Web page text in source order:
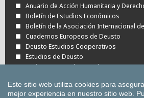
Anuario de Acción Humanitaria y
Boletín de Estudios Económicos
Boletín de la Asociación Internacional
Cuadernos Europeos de Deusto
Deusto Estudios Cooperativos
Estudios de Deusto
Revista Deusto de Derechos Humanos
Todas las Revistas
Este sitio web utiliza cookies para
mejor experiencia en nuestro sitio web.